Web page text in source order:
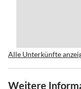
Alle Unterkünfte
Weitere